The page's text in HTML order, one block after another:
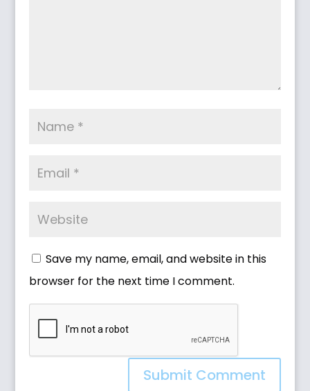
Save my name, email, and website in this
browser for the next time I comment.
Submit Comment